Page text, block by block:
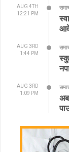
AUG 4TH
12:21 PM
AUG 3RD
1:44 PM
AUG 3RD
1:09 PM
अब